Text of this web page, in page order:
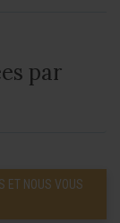
par
ET NOUS VOUS